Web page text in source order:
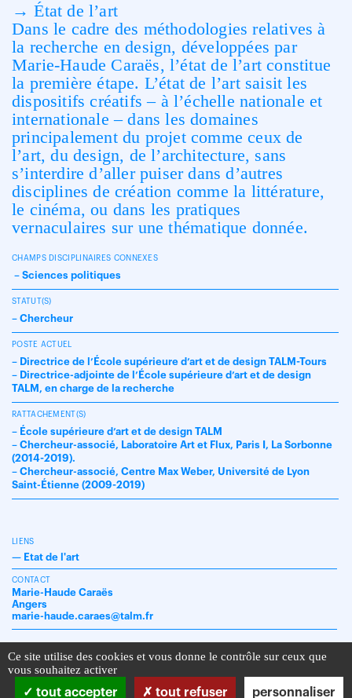
→ État de l’art
Dans le cadre des méthodologies relatives à
la recherche en design, développées par
Marie-Haude Caraës, l’état de l’art constitue
la première étape. L’état de l’art saisit les
dispositifs créatifs – à l’échelle nationale et
internationale – dans les domaines
principalement du projet comme ceux de
l’art, du design, de l’architecture, sans
s’interdire d’aller puiser dans d’autres
disciplines de création comme la littérature,
le cinéma, ou dans les pratiques
vernaculaires sur une thématique donnée.
CHAMPS DISCIPLINAIRES CONNEXES
– Sciences politiques
STATUT(S)
– Chercheur
POSTE ACTUEL
– Directrice de l’École supérieure d’art et de design TALM-Tours
– Directrice-adjointe de l’École supérieure d’art et de design
TALM, en charge de la recherche
RATTACHEMENT(S)
– École supérieure d’art et de design TALM
– Chercheur-associé, Laboratoire Art et Flux, Paris I, La Sorbonne
(2014-2019).
– Chercheur-associé, Centre Max Weber, Université de Lyon
Saint-Étienne (2009-2019)
LIENS
— Etat de l'art
CONTACT
Marie-Haude Caraës
Angers
marie-haude.caraes@talm.fr
Ce site utilise des cookies et vous donne le contrôle sur ceux que
vous souhaitez activer
tout accepter
tout refuser personnaliser